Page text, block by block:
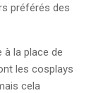
préférés des
la place de
les cosplays
cela